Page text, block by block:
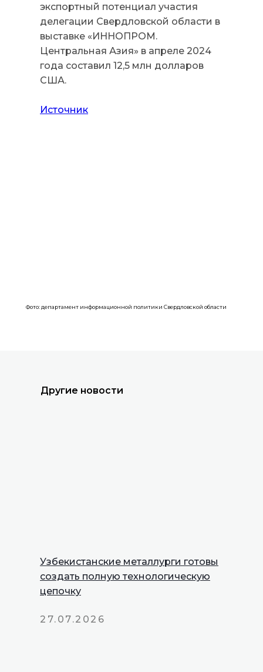
экспортный потенциал участия
делегации Свердловской области в
выставке «ИННОПРОМ.
Центральная Азия» в апреле 2024
года составил 12,5 млн долларов
США.
Источник
Фото: департамент информационной политики Свердловской области
Другие новости
Все новости
Узбекистанские металлурги готовы
создать полную технологическую
цепочку
27.07.2026